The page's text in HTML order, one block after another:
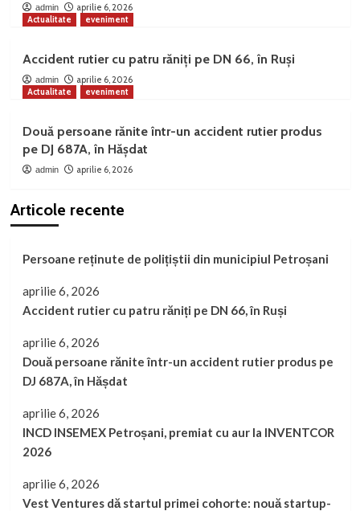
admin
aprilie 6, 2026
Actualitate
eveniment
Accident rutier cu patru răniți pe DN 66, în Ruși
admin
aprilie 6, 2026
Actualitate
eveniment
Două persoane rănite într-un accident rutier produs
pe DJ 687A, în Hășdat
admin aprilie 6, 2026
Articole recente
Persoane reținute de polițiștii din municipiul Petroșani
aprilie 6, 2026
Accident rutier cu patru răniți pe DN 66, în Ruși
aprilie 6, 2026
Două persoane rănite într-un accident rutier produs pe
DJ 687A, în Hășdat
aprilie 6, 2026
INCD INSEMEX Petroșani, premiat cu aur la INVENTCOR
2026
aprilie 6, 2026
Vest Ventures dă startul primei cohorte: nouă startup-